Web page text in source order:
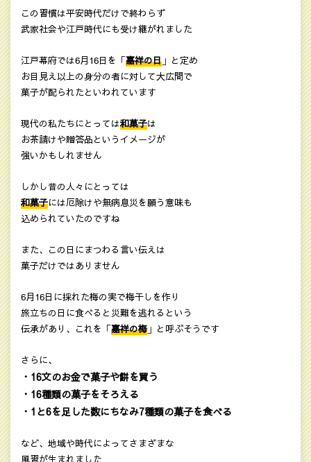
この習慣は平安時代だけで終わらず
武家社会や江戸時代にも受け継がれました
江戸幕府では6月16日を「嘉祥の日 」と定め
お目見え以上の身分の者に対して大広間で
菓子が配られたといわれています
現代の私たちにとっては和菓子は
お茶請けや贈答品というイメージが
強いかもしれません
しかし昔の人々にとっては
和菓子には厄除けや無病息災を願う意味も
込められていたのですね
また、この日にまつわる言い伝えは
菓子だけではありません
6月16日に採れた梅の実で梅干しを作り
旅立ちの日に食べると災難を逃れるという
伝承があり、これを「嘉祥の梅」と呼ぶそうです
さらに、
・16文のお金で菓子や餅を買う
・16種類の菓子をそろえる
・1と6を足した数にちなみ7種類の菓子を食べる
など、地域や時代によってさまざまな
風習が生まれました